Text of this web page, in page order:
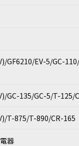
GF6210/EV-5/GC-
GC-135/GC-5/T-125/
T-875/T-890/CR-165
器